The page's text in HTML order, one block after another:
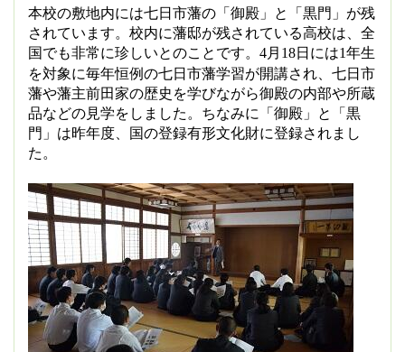
本校の敷地内には七日市藩の「御殿」と「黒門」が残
されています。校内に藩邸が残されている高校は、全
国でも非常に珍しいとのことです。
4月 18日には1年生
を対象に毎年恒例の七日市藩学習が開講され、七日市
藩や藩主前田家の歴史を学びながら御殿の内部や所蔵
品などの見学をしました。ちなみに「御殿」と「黒
門」は昨年度、国の登録有形文化財に登録されまし
た。